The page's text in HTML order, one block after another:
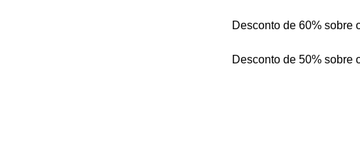
Desconto de 60% sobre
Desconto de 50% sobre